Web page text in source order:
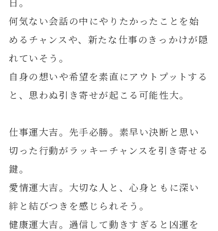
何気ない会話の中にやりたかったことを始
めるチャンスや、新たな仕事のきっかけが隠
れていそう。
自身の想いや希望を素直にアウトプットする
と、思わぬ引き寄せが起こる可能性大。
仕事運大吉。先手必勝。素早い決断と思い
切った行動がラッキーチャンスを引き寄せる
鍵。
愛情運大吉。大切な人と、心身ともに深い
絆と結びつきを感じられそう。
健康運大吉。過信して動きすぎると凶運を